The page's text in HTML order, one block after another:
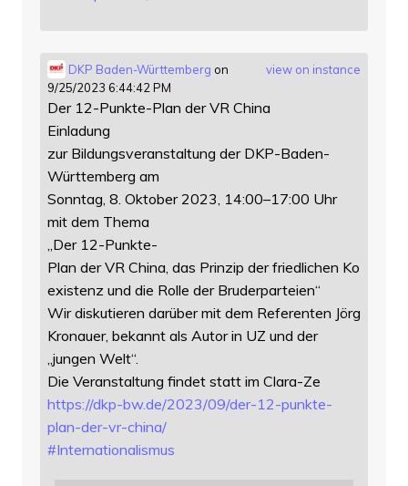
view on instance
DKP Baden-Württemberg on
9/25/2023 6:44:42 PM
Der 12-Punkte-Plan der VR China
Einladung
zur Bildungsveranstaltung der DKP-Baden-
Württemberg am
Sonntag, 8. Oktober 2023, 14:00–17:00 Uhr
mit dem Thema
„Der 12-Punkte-
Plan der VR China, das Prinzip der friedlichen Ko
existenz und die Rolle der Bruderparteien“
Wir diskutieren darüber mit dem Referenten Jörg
Kronauer, bekannt als Autor in UZ und der
„jungen Welt“.
Die Veranstaltung findet statt im Clara-Ze
https://dkp-bw.de/2023/09/der-12-punkte-
plan-der-vr-china/
#Internationalismus